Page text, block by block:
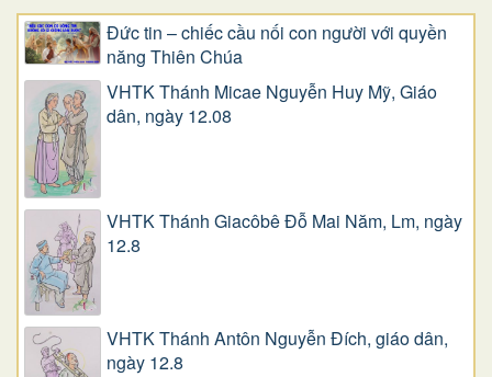
Đức tin – chiếc cầu nối con người với quyền
năng Thiên Chúa
VHTK Thánh Micae Nguyễn Huy Mỹ, Giáo
dân, ngày 12.08
VHTK Thánh Giacôbê Ðỗ Mai Năm, Lm, ngày
12.8
VHTK Thánh Antôn Nguyễn Ðích, giáo dân,
ngày 12.8